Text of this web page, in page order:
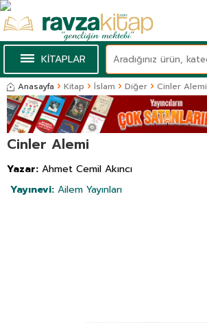
KİTAPLAR
Anasayfa Kitap İslam Diğer Cinler Alemi
Cinler Alemi
Yazar: Ahmet Cemil Akıncı
Yayınevi: Ailem Yayınları